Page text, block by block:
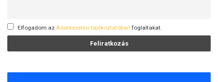
Elfogadom az Adatkezelési tájékoztatóban foglaltakat.